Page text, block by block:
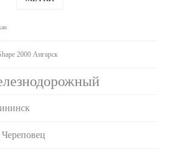
2000 Ангарск